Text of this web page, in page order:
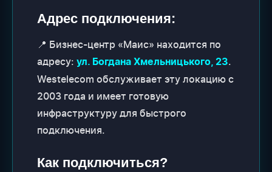
Адрес подключения:
📍 Бизнес-центр «Маис» находится по
адресу: ул. Богдана Хмельницького, 23.
Westelecom обслуживает эту локацию с
2003 года и имеет готовую
инфраструктуру для быстрого
подключения.
Как подключиться?